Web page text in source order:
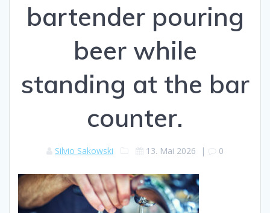
bartender pouring
beer while
standing at the bar
counter.
Silvio Sakowski 13. Mai 2026 | 0